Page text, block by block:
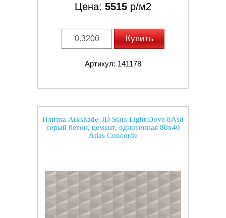
Цена: 5515 р/м2
Купить
Артикул: 141178
Плитка Arkshade 3D Stars Light Dove 8Asd
серый бетон, цемент, однотонная 80x40
Atlas Concorde